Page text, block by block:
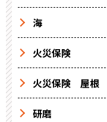
海
火災保険
火災保険 屋根
研磨